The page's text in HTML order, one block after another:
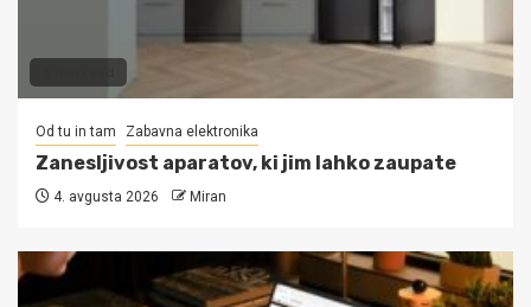
Od tu in tam Zabavna elektronika
Zanesljivost aparatov, ki jim lahko zaupate
4. avgusta 2026 Miran